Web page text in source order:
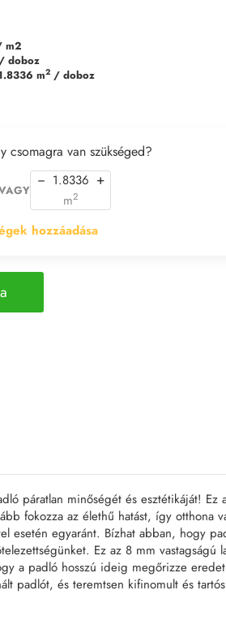
m2
/ doboz
m2 / doboz
hozzáadása
csomagra van szükséged?
− +
m2
páratlan minőségét és esztétikáját!
fokozza az élethű hatást, így
egyaránt. Bízhat abban, hogy
Ez az 8 mm
a padló hosszú ideig megőrizze
padlót, és teremtsen kifinomult és